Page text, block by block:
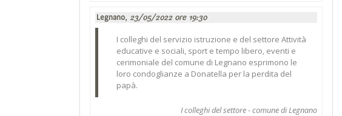
Legnano, 23/05/2022 ore 19:30
I colleghi del servizio istruzione e del settore Attività
educative e sociali, sport e tempo libero, eventi e
cerimoniale del comune di Legnano esprimono le
loro condoglianze a Donatella per la perdita del
papà.
I colleghi del settore - comune di Legnano